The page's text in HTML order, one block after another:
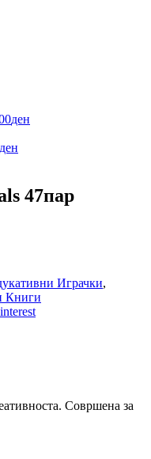
ден
ден
47пар
Играчки,
Книги
Совршена за